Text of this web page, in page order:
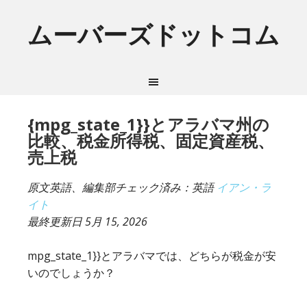
ムーバーズドットコム
{mpg_state_1}}とアラバマ州の
比較、税金所得税、固定資産税、
売上税
原文英語、編集部チェック済み：英語イアン・ラ
イト
最終更新日5月 15, 2026
mpg_state_1}}とアラバマでは、どちらが税金が安
いのでしょうか？